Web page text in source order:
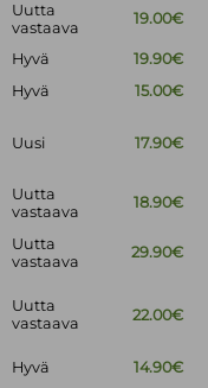
Uutta
vastaava
19.00€
Hyvä
19.90€
Hyvä
15.00€
Uusi 17.90€
Uutta
vastaava
18.90€
Uutta
vastaava
29.90€
Uutta
vastaava
22.00€
Hyvä
14.90€